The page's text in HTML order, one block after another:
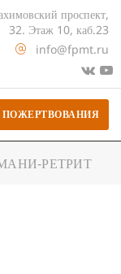
проспект,
32. Этаж 10, каб.23
info@fpmt.ru
ПОЖЕРТВОВАНИЯ
РЕТРИТ